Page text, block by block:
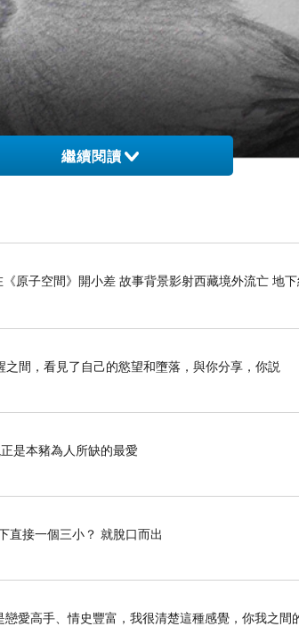
先上底色！上完底色後唔係太稱心喎！想
繼續閱讀
原子空間》開小差 故事背景影射西藏境外流亡 地
間，看見了自己的慾望和墮落，與你分享，你説
是本豬為人所缺的最愛
直接一個三小？ 就脫口而出
愛高手、情史豐富，我很清楚這種感覺，你我之間